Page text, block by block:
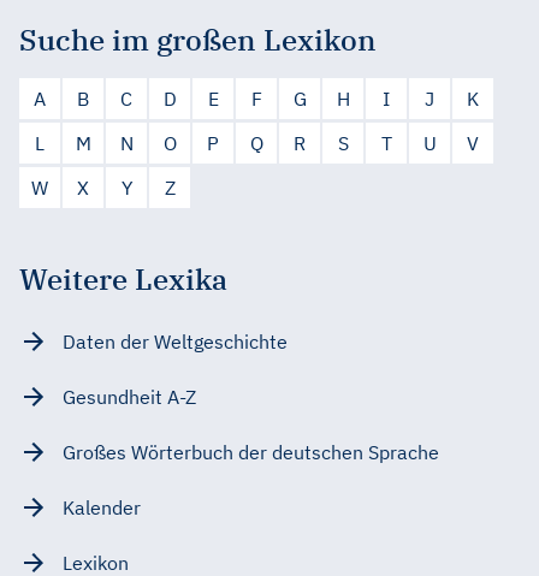
Suche im großen Lexikon
A B C D E F G H I J
K
L
M N O P Q R S T U
V
W
X Y Z
Weitere Lexika
Daten der Weltgeschichte
Gesundheit A-Z
Großes Wörterbuch der deutschen Sprache
Kalender
Lexikon